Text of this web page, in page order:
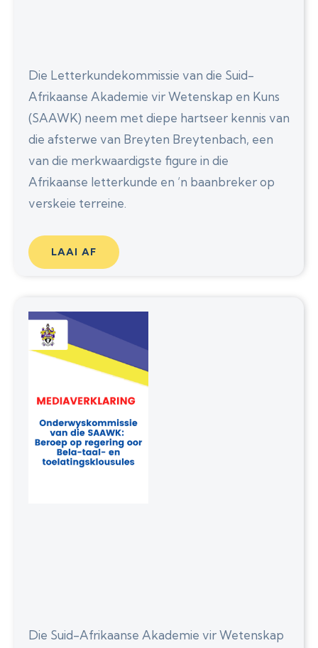
Die Letterkundekommissie van die Suid-
Afrikaanse Akademie vir Wetenskap en Kuns
(SAAWK) neem met diepe hartseer kennis van
die afsterwe van Breyten Breytenbach, een
van die merkwaardigste figure in die
Afrikaanse letterkunde en ’n baanbreker op
verskeie terreine.
LAAI AF
Die Suid-Afrikaanse Akademie vir Wetenskap